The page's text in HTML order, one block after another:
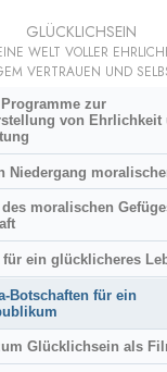
GLÜCKLICHSEIN
WELT VOLLER
VERTRAUEN UND
zur
von Ehrlichkeit
Niedergang
des moralischen
ein glücklicheres
Botschaften für ein
Glücklichsein als